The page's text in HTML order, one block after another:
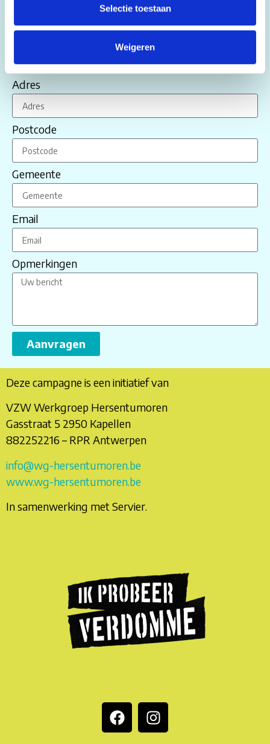
Selectie toestaan
Weigeren
Adres
Postcode
Gemeente
Email
Opmerkingen
Aanvragen
Deze campagne is een initiatief van
VZW Werkgroep Hersentumoren
Gasstraat 5 2950 Kapellen
882252216 – RPR Antwerpen
info@wg-hersentumoren.be
www.wg-hersentumoren.be
In samenwerking met Servier.